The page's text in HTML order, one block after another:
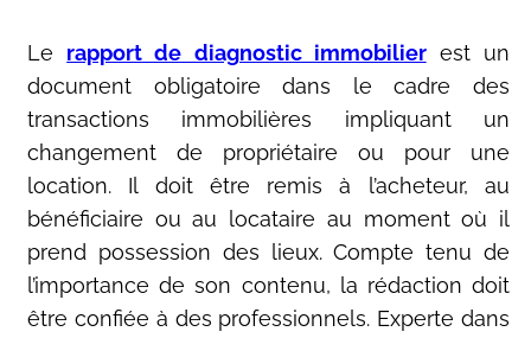
Le rapport de diagnostic immobilierest un
document obligatoire dans le cadre des
transactions immobilières impliquant un
changement de propriétaire ou pour une
location. Il doit être remis à l’acheteur, au
bénéficiaire ou au locataire au moment où il
prend possession des lieux. Compte tenu de
l’importance de son contenu, la rédaction doit
être confiée à des professionnels. Experte dans